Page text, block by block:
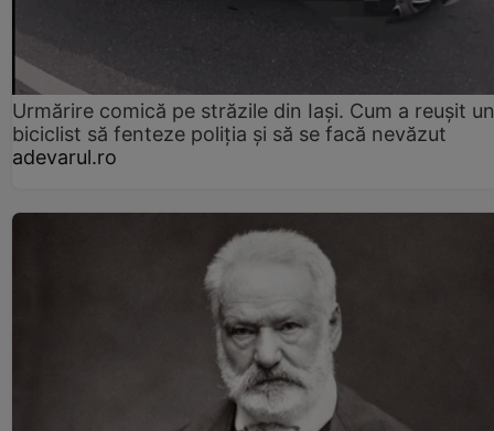
Urmărire comică pe străzile din Iași. Cum a reușit un
biciclist să fenteze poliția și să se facă nevăzut
adevarul.ro